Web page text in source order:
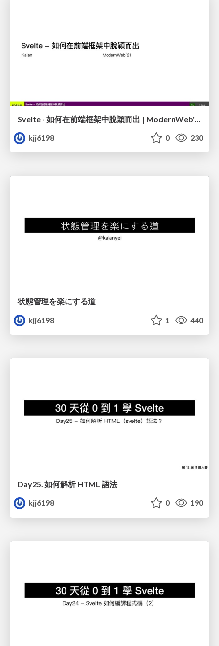
Svelte - 如何在前端框架中脫穎而出 | ModernWeb'21
kjj6198
0 230
状態管理を楽にする道
kjj6198
1 440
Day25. 如何解析 HTML 語法
kjj6198
0 190